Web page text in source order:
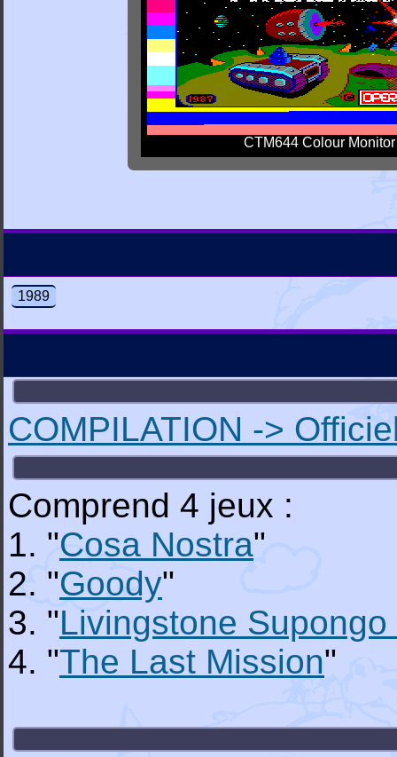
CTM644 Colour Monitor
1989
COMPILATION ->
Comprend 4 jeux :
1. "Cosa Nostra"
2. "Goody"
3. "Livingstone Supongo
4. "The Last Mission"